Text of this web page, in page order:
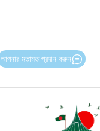
আপনার মতামত প্রদান করুন